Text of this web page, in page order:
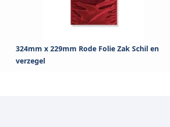
324mm x 229mm Rode Folie Zak Schil en
verzegel